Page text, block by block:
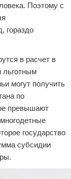
Поэтому с
гораздо
в расчет в
льготным
могут получить
по
превышают
государство
субсидии